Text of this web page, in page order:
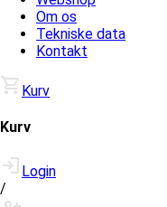
Om os
Tekniske data
Kontakt
Kurv
Kurv
Login
/